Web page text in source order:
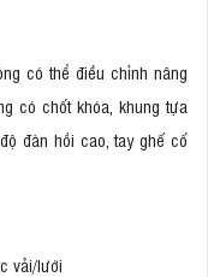
có thể điều chỉnh nâng
có chốt khóa, khung tựa
đàn hồi cao, tay ghế cố
vải/lưới